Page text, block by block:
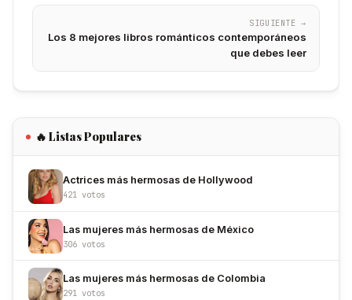
SIGUIENTE →
Los 8 mejores libros románticos contemporáneos
que debes leer
🔥 Listas Populares
Actrices más hermosas de Hollywood
421 votos
Las mujeres más hermosas de México
306 votos
Las mujeres más hermosas de Colombia
291 votos